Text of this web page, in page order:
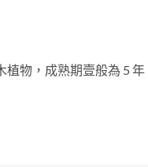
物，成熟期壹般為 5 年